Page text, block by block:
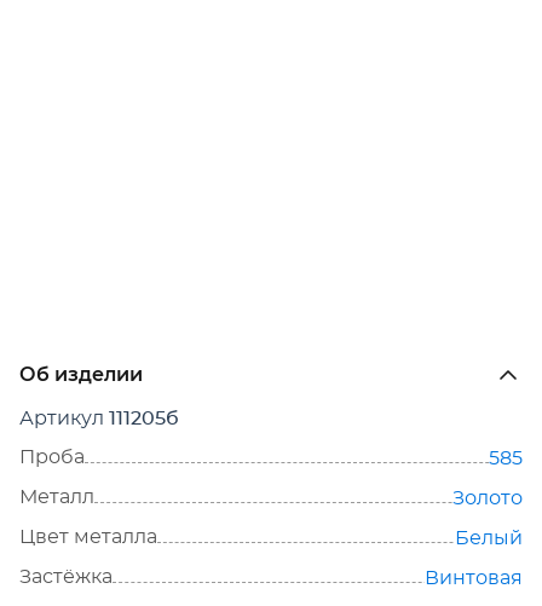
Об изделии
Артикул 111205б
Проба
585
Металл
Золото
Цвет металла
Белый
Застёжка
Винтовая